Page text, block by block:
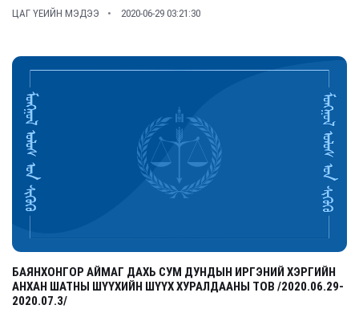
ЦАГ ҮЕИЙН МЭДЭЭ 2020-06-29 03:21:30
БАЯНХОНГОР АЙМАГ ДАХЬ СУМ ДУНДЫН ИРГЭНИЙ ХЭРГИЙН
АНХАН ШАТНЫ ШҮҮХИЙН ШҮҮХ ХУРАЛДААНЫ ТОВ /2020.06.29-
2020.07.3/